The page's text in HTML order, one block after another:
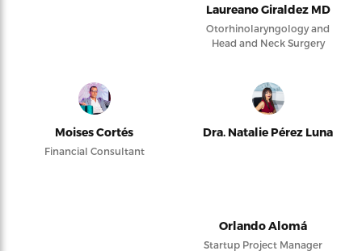
Laureano Giraldez MD
Otorhinolaryngology and
Head and Neck Surgery
Moises Cortés
Financial Consultant
Dra. Natalie Pérez Luna
Orlando Alomá
Startup Project Manager